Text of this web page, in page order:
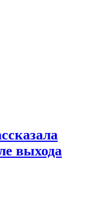
выхода